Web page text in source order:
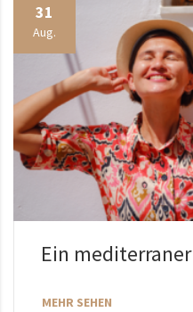
31
Aug.
Ein
MEHR SEHEN